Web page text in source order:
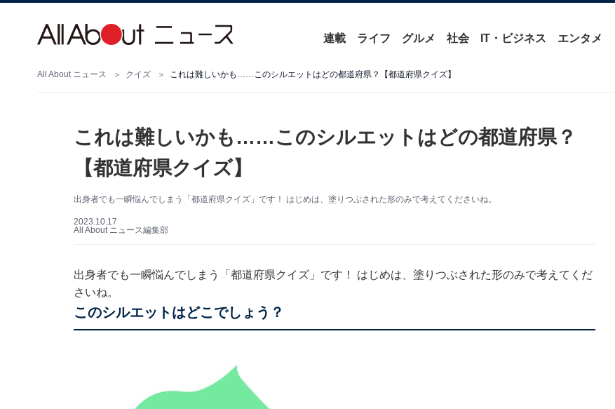
連載 ライフ グルメ 社会 IT・ビジネス エンタメ
All About ニュース クイズ これは難しいかも……このシルエットはどの都道府県？【都道府県クイズ】
これは難しいかも……このシルエットはどの都道府県？
【都道府県クイズ】
出身者でも一瞬悩んでしまう「都道府県クイズ」です！ はじめは、塗りつぶされた形のみで考えてくださいね。
2023.10.17
All About ニュース編集部
出身者でも一瞬悩んでしまう「都道府県クイズ」です！ はじめは、塗りつぶされた形のみで考えてくだ
さいね。
このシルエットはどこでしょう？